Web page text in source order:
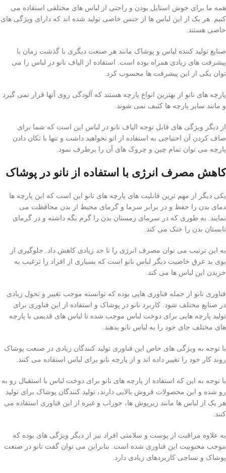
همه ما برای خوش استایل بودن و راحتی از لباس های مختلفی استفاده می
کنیم. هر یک از این لباس ها از جنس خاصی تولید شده اند که دارای ویژگی های
خاصی هستند.
صنایع تولید کننده لباس و پوشاک مانند هر صنعت دیگری با گذشت زمان با
پیشرفت های زیادی همراه بوده است. استفاده از الیاف نانو در لباس را می
توان یکی از این پیشرفت ها محسوب کرد.
پارچه های نانو از بهترین انواع پارچه هستند که آلودگی روی آنها قرار نمی گیرد
و مانند سایر پارچه ها کثیف نمی شوند.
از دیگر ویژگی های قابل توجه الیاف نانو در لباس این است که شما برای
صاف کردن آن احتیاجی به استفاده از اتو نخواهید داشت و تنها با تکان دادن
پارچه می توان تمام چین و چروک های آن را برطرف نمود.
کاهش مصرف انرژی با استفاده از نانو در پوشاک
یکی دیگر از مهم ترین قابلیت های پارچه های نانو این است که این پارچه ها
دمای بدن را حفظ و در برابر سرما و گرمای محیط از بدن محافظت می
نمایند. به طوری که در سرمای زمستان بدن را گرم نگه داشته و در گرمای
تابستان بدن را خنک می کند.
به این ترتیب می توان مصرف انرژی را تا حد زیادی کاهش داد. جلوگیری از
بوی بد عرق خاصیت دیگر لباس نانو است که بسیاری از افراد را ترغیب به
خریدن این لباس ها می کند.
فناوری نانو از جمله فناوری هایی بوده که توانسته موجب تغییر و تحول زیادی
در صنایع مختلف شود. کاربرد نانو در پوشاک و استفاده از این فناوری برای
تولید پارچه هایی برای دوخت لباس موجب شده تا لباس های قدیمی با پارچه
های مختلف جای خود را به لباس نانو بدهند.
با توجه به ویژگی های خاص این فناوری تولید کنندگان زیادی در صنعت پوشاک
روند کار خود را تغییر داده اند و از پارچه نانو برای لباس استفاده می کنند.
با توجه به این که استفاده از پارچه های نانو برای دوخت لباس با استقبال رو به
رو شده و این محصولات فروش بالایی دارند، تولید کنندگان پوشاک برای تولید
هر یک از لباس ها مانند زیرپوش ها، جوراب و غیره از این فناوری استفاده می
کنند.
به علاوه مراقبت از پوست و سلامتی افراد نیز از دیگر ویژگی های بوده که
موجب محبوبیت این فناوری شده است. بنابراین می توان گفت نانو در صنعت
پوشاک و نساجی کاربردهای زیادی دارد.